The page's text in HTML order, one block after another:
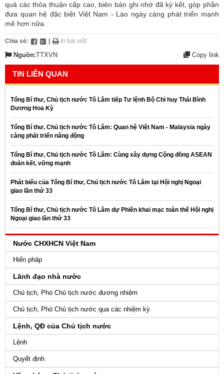
quả các thỏa thuận cấp cao, biên bản ghi nhớ đã ký kết, góp phần
đưa quan hệ đặc biệt Việt Nam - Lào ngày càng phát triển mạnh
mẽ hơn nữa.
Chia sẻ: In bài viết
Nguồn:TTXVN Copy link
TIN LIÊN QUAN
Tổng Bí thư, Chủ tịch nước Tô Lâm tiếp Tư lệnh Bộ Chỉ huy Thái Bình
Dương Hoa Kỳ
Tổng Bí thư, Chủ tịch nước Tô Lâm: Quan hệ Việt Nam - Malaysia ngày
càng phát triển năng động
Tổng Bí thư, Chủ tịch nước Tô Lâm: Cùng xây dựng Cộng đồng ASEAN
đoàn kết, vững mạnh
Phát biểu của Tổng Bí thư, Chủ tịch nước Tô Lâm tại Hội nghị Ngoại
giao lần thứ 33
Tổng Bí thư, Chủ tịch nước Tô Lâm dự Phiên khai mạc toàn thể Hội nghị
Ngoại giao lần thứ 33
Nước CHXHCN Việt Nam
Hiến pháp
Lãnh đạo nhà nước
Chủ tịch, Phó Chủ tịch nước đương nhiệm
Chủ tịch, Phó Chủ tịch nước qua các nhiệm kỳ
Lệnh, QĐ của Chủ tịch nước
Lệnh
Quyết định